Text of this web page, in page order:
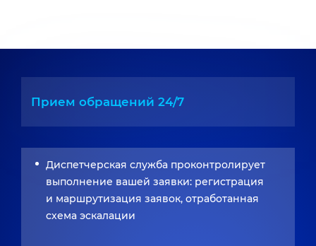
Прием обращений 24/7
Диспетчерская служба проконтролирует
выполнение вашей заявки: регистрация
и маршрутизация заявок, отработанная
схема эскалации